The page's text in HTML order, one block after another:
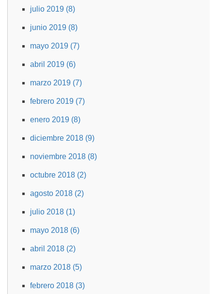
julio 2019 (8)
junio 2019 (8)
mayo 2019 (7)
abril 2019 (6)
marzo 2019 (7)
febrero 2019 (7)
enero 2019 (8)
diciembre 2018 (9)
noviembre 2018 (8)
octubre 2018 (2)
agosto 2018 (2)
julio 2018 (1)
mayo 2018 (6)
abril 2018 (2)
marzo 2018 (5)
febrero 2018 (3)